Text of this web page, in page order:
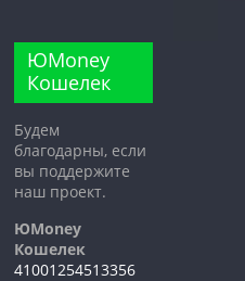
ЮMoney
Кошелек
Будем
благодарны, если
вы поддержите
наш проект.
ЮMoney
Кошелек
41001254513356